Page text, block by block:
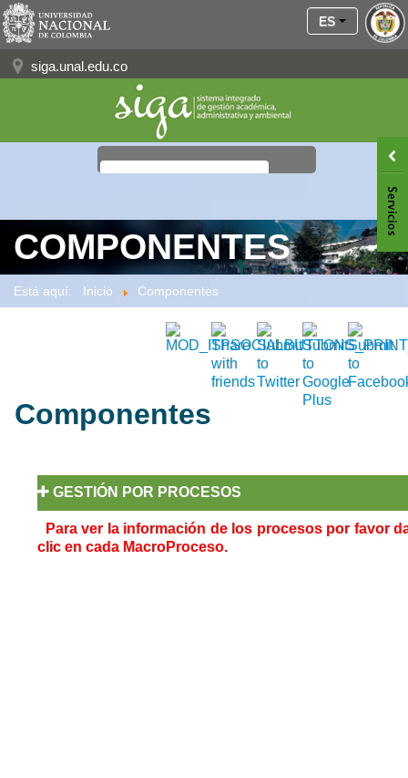
ES
siga.unal.edu.co
≡
COMPONENTES
Está aquí: Inicio Componentes
Componentes
GESTIÓN POR PROCESOS
Para ver la información de los procesos por favor
clic en cada MacroProceso.